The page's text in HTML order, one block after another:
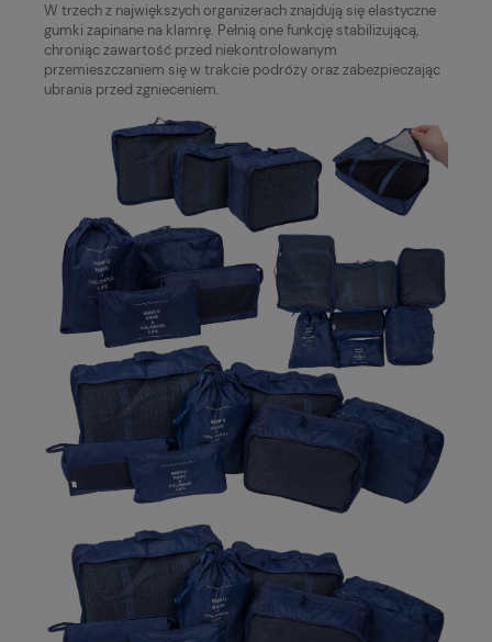
W trzech z największych organizerach znajdują się elastyczne
gumki zapinane na klamrę. Pełnią one funkcję stabilizującą,
chroniąc zawartość przed niekontrolowanym
przemieszczaniem się w trakcie podróży oraz zabezpieczając
ubrania przed zgnieceniem.